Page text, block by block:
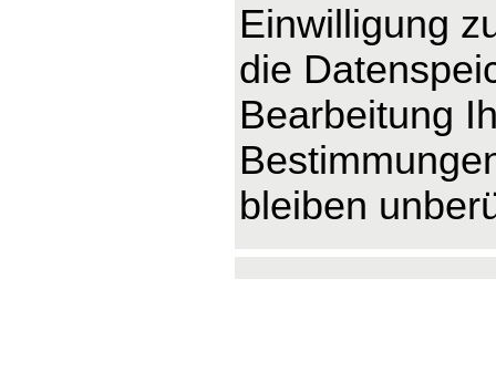
Einwilligung
die
Bearbeitung
bleiben